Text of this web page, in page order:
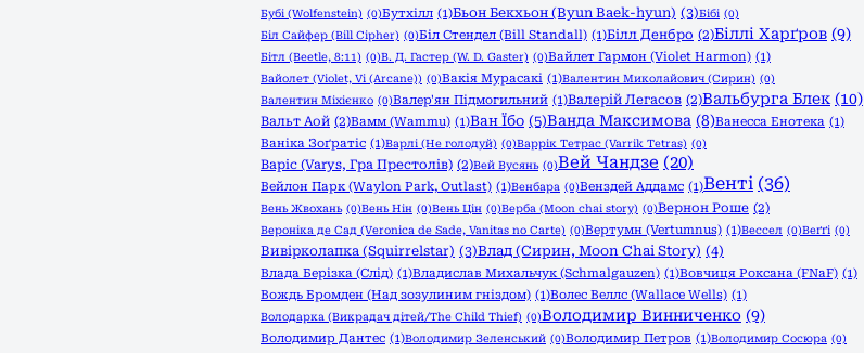
Бубі (Wolfenstein) (0)Бутхілл (1)Бьон Бекхьон (Byun Baek-hyun) (3)Бібі (0)
Біл Сайфер (Bill Cipher) (0)Біл Стендел (Bill Standall) (1)Білл Денбро (2)Біллі Харґров (9)
Бітл (Beetle, 8:11) (0)В. Д. Гастер (W. D. Gaster) (0)Вайлет Гармон (Violet Harmon) (1)
Вайолет (Violet, Vi (Arcane)) (0)Вакія Мурасакі (1)Валентин Миколайович (Сирин) (0)
Валентин Міхієнко (0)Валер'ян Підмогильний (1)Валерій Легасов (2)Вальбурга Блек (10)
Вальт Аой (2)Вамм (Wammu) (1)Ван Їбо (5)Ванда Максимова (8)Ванесса Енотека (1)
Ваніка Зоґратіс (1)Варлі (Не голодуй) (0)Варрік Тетрас (Varrik Tetras) (0)
Варіс (Varys, Гра Престолів) (2)Вей Вусянь (0)Вей Чандзе (20)
Вейлон Парк (Waylon Park, Outlast) (1)Венбара (0)Венздей Аддамс (1)Венті (36)
Вень Жвохань (0)Вень Нін (0)Вень Цін (0)Верба (Moon chai story) (0)Вернон Роше (2)
Вероніка де Сад (Veronica de Sade, Vanitas no Carte) (0)Вертумн (Vertumnus) (1)Вессел (0)Веґґі (0)
Вивірколапка (Squirrelstar) (3)Влад (Сирин, Moon Chai Story) (4)
Влада Берізка (Слід) (1)Владислав Михальчук (Schmalgauzen) (1)Вовчиця Роксана (FNaF) (1)
Вождь Бромден (Над зозулиним гніздом) (1)Волес Веллс (Wallace Wells) (1)
Володарка (Викрадач дітей/The Child Thief) (0)Володимир Винниченко (9)
Володимир Дантес (1)Володимир Зеленський (0)Володимир Петров (1)Володимир Сосюра (0)